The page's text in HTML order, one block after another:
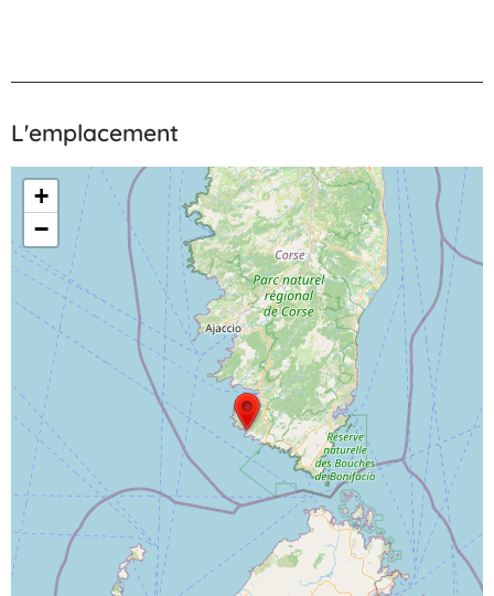
L'emplacement
+
−